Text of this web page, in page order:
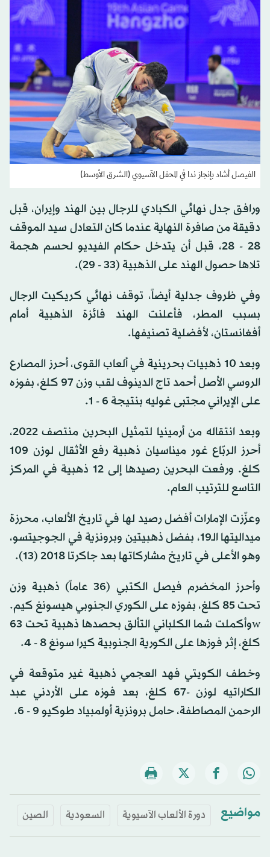
الفيصل أشاد بإنجاز ندا في المحفل الآسيوي (الشرق الأوسط)
ورافق جدل نهائي الكبادي للرجال بين الهند وإيران، قبل
دقيقة من صافرة النهاية عندما كان التعادل سيد الموقف
28 - 28، قبل أن يتدخل حكام الفيديو لحسم هجمة
تلاها حصول الهند على الذهبية (33 - 29).
وفي ظروف جدلية أيضاً، توقف نهائي كريكيت الرجال
بسبب المطر، فأعلنت الهند فائزة الذهبية أمام
أفغانستان، لأفضلية تصنيفها.
وبعد 10 ذهبيات بحرينية في ألعاب القوى، أحرز المصارع
الروسي الأصل أحمد تاج الدينوف لقب وزن 97 كلغ، بفوزه
على الإيراني مجتبى غوليه بنتيجة 6 - 1.
وبعد انتقاله من أرمينيا لتمثيل البحرين منتصف 2022،
أحرز الربّاع غور ميناسيان ذهبية رفع الأثقال لوزن 109
كلغ. ورفعت البحرين رصيدها إلى 12 ذهبية في المركز
التاسع للترتيب العام.
وعزّزت الإمارات أفضل رصيد لها في تاريخ الألعاب، محرزة
ميداليتها الـ19، بفضل ذهبيتين وبرونزية في الجوجيتسو،
وهو الأعلى في تاريخ مشاركاتها بعد جاكرتا 2018 (13).
وأحرز المخضرم فيصل الكتبي (36 عاماً) ذهبية وزن
تحت 85 كلغ، بفوزه على الكوري الجنوبي هيسونغ كيم.
wوأكملت شما الكلباني التألق بحصدها ذهبية تحت 63
كلغ، إثر فوزها على الكورية الجنوبية كيرا سونغ 8 - 4.
وخطف الكويتي فهد العجمي ذهبية غير متوقعة في
الكاراتيه لوزن -67 كلغ، بعد فوزه على الأردني عبد
الرحمن المصاطفة، حامل برونزية أولمبياد طوكيو 9 - 6.
مواضيع دورة الألعاب الآسيوية السعودية الصين